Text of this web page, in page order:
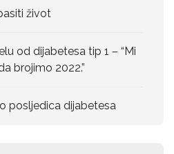
život
od dijabetesa tip 1 – “Mi
brojimo 2022.”
posljedica dijabetesa